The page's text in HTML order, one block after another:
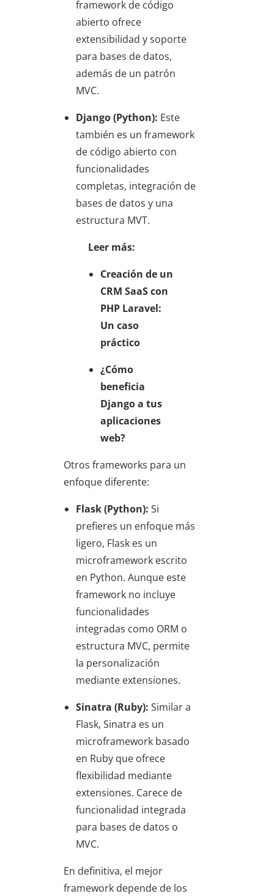
framework de código
abierto ofrece
extensibilidad y soporte
para bases de datos,
además de un patrón
MVC.
Django (Python): Este
también es un framework
de código abierto con
funcionalidades
completas, integración de
bases de datos y una
estructura MVT.
Leer más:
Creación de un
CRM SaaS con
PHP Laravel:
Un caso
práctico
¿Cómo
beneficia
Django a tus
aplicaciones
web?
Otros frameworks para un
enfoque diferente:
Flask (Python): Si
prefieres un enfoque más
ligero, Flask es un
microframework escrito
en Python. Aunque este
framework no incluye
funcionalidades
integradas como ORM o
estructura MVC, permite
la personalización
mediante extensiones.
Sinatra (Ruby): Similar a
Flask, Sinatra es un
microframework basado
en Ruby que ofrece
flexibilidad mediante
extensiones. Carece de
funcionalidad integrada
para bases de datos o
MVC.
En definitiva, el mejor
framework depende de los